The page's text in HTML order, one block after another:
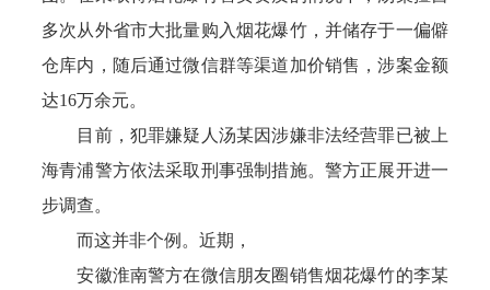
多次从外省市大批量购入烟花爆竹，并储存于一偏僻
仓库内，随后通过微信群等渠道加价销售，涉案金额
达16万余元。
目前，犯罪嫌疑人汤某因涉嫌非法经营罪已被上
海青浦警方依法采取刑事强制措施。警方正展开进一
步调查。
而这并非个例。近期，
安徽淮南警方在微信朋友圈销售烟花爆竹的李某